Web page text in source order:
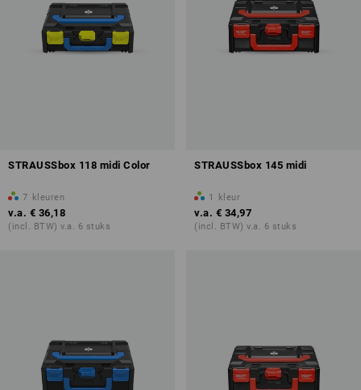
STRAUSSbox 118 midi Color
7 kleuren
v.a. € 36,18
(incl. BTW) v.a. 6 stuks
STRAUSSbox 145 midi
1 kleur
v.a. € 34,97
(incl. BTW) v.a. 6 stuks